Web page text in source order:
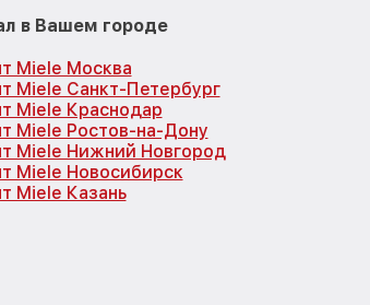
в Вашем городе
Miele Москва
Miele Санкт-Петербург
Miele Краснодар
Miele Ростов-на-Дону
Miele Нижний Новгород
Miele Новосибирск
Miele Казань